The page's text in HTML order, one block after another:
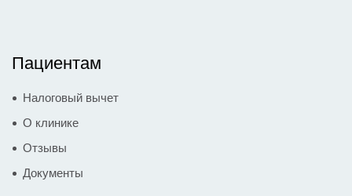
Пациентам
Налоговый вычет
О клинике
Отзывы
Документы